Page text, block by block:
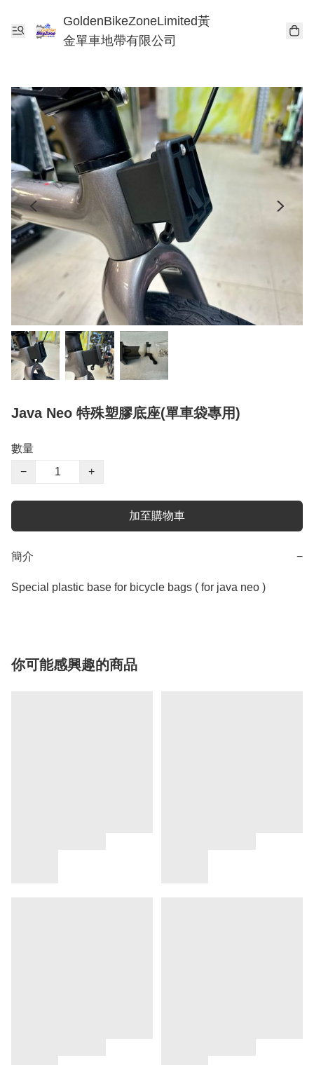
GoldenBikeZoneLimited黃
金單車地帶有限公司
Java Neo 特殊塑膠底座(單車袋專用)
數量
−
+
加至購物車
簡介 −
Special plastic base for bicycle bags ( for java neo )
你可能感興趣的商品